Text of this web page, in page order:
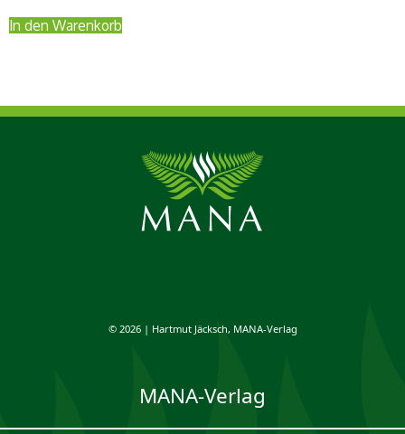
19,80 €
In den Warenkorb
© 2026 | Hartmut Jäcksch, MANA-Verlag
MANA-Verlag